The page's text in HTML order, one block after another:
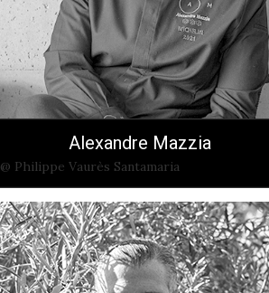
Alexandre Mazzia
@ Philippe Vaurès Santamaria